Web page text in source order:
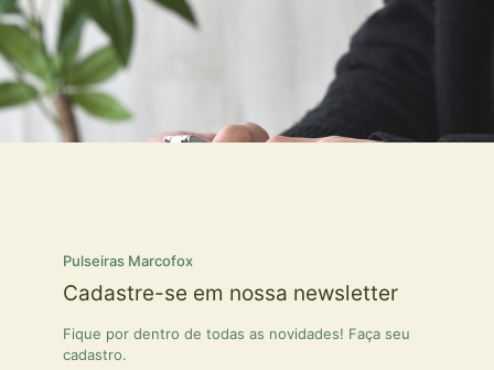
Pulseiras Marcofox
Cadastre-se em nossa newsletter
Fique por dentro de todas as novidades! Faça seu
cadastro.